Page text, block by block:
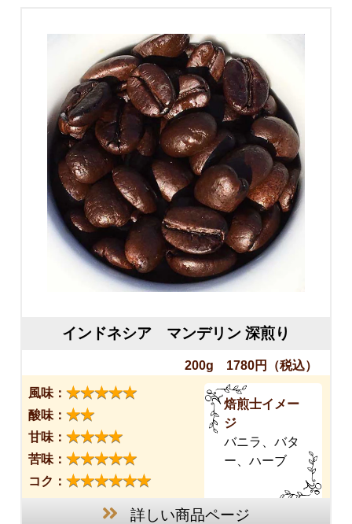
インドネシア マンデリン 深煎り
200g 1780円 （税込）
風味： ★★★★★
酸味： ★★
甘味： ★★★★
苦味： ★★★★★
コク： ★★★★★★
焙煎士イメー
ジ
バニラ、バタ
ー、ハーブ
詳しい商品ページ